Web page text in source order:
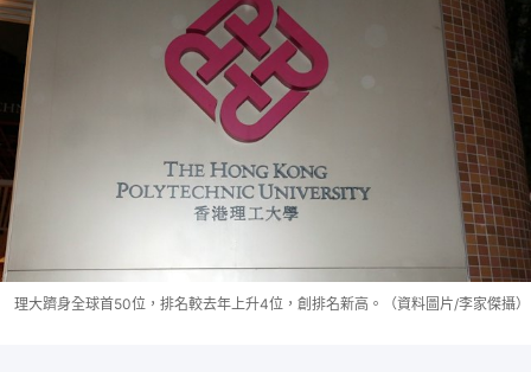
理大躋身全球首50位，排名較去年上升4位，創排名新高。（資料圖片/李家傑攝）